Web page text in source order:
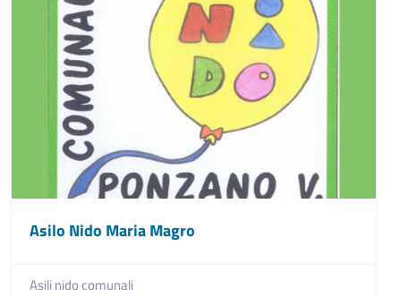
Asilo Nido Maria Magro
Asili nido comunali